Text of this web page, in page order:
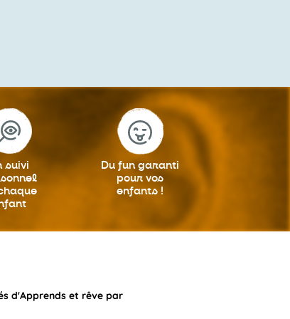
suivi
Du fun garanti
pour vos
enfants !
d'Apprends et rêve par